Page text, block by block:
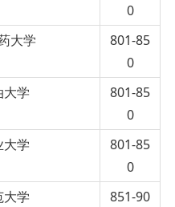
0
大学
801-85
0
大学
801-85
0
大学
801-85
0
大学
851-90